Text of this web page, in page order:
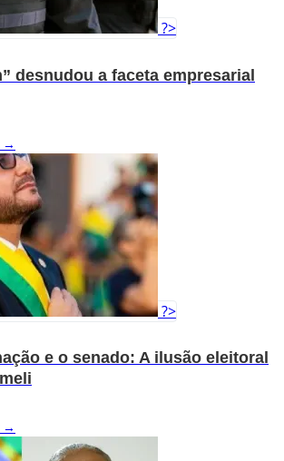
?>
desnudou a faceta empresarial
→
?>
e o senado: A ilusão eleitoral
→